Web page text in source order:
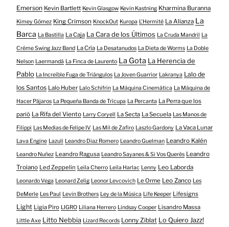
Emerson Kevin Bartlett Kevin Glasgow Kevin Kastning Kharmina Buranna
Kimey Gómez King Crimson KnockOut Kuropa L'Hermité La Alianza La
Barca La Bastilla La Caja La Cara de los Últimos La Cruda Mandril
La
Créme Swing Jazz Band La Cría La Desatanudos La Dieta de Worms La Doble
Nelson Laermandá La Finca de Laurento La Gota La Herencia de
Pablo La Increíble Fuga de Triángulos La Joven Guarrior Lakranya Lalo de
los Santos Lalo Huber Lalo Schifrin La Máquina Cinemática La Máquina de
Hacer Pájaros La Pequeña Banda de Trícupa La Percanta La Perra que los
parió La Rifa del Viento Larry Coryell La Secta La Secuela Las Manos de
Filippi Las Medias de Felipe IV Las Mil de Zafiro Laszlo Gardony La Vaca Lunar
Lava Engine Lazuli Leandro Diaz Romero Leandro Guelman Leandro Kalén
Leandro Nuñez Leandro Ragusa Leandro Sayanes & Si Vos Querés Leandro
Troiano Led Zeppelin Leila Cherro Leila Harlac Lenny Leo Laborda
Leonardo Vega Leonard Zelig Leonor Levcovich Le Orme Leo Zanco Les
DeMerle Les Paul Levin Brothers Ley de la Música Life Keeper Lifesigns
Light Ligia Piro LIGRO Liliana Herrero Lindsay Cooper Lisandro Massa
Little Axe Litto Nebbia Lizard Records Lonny Ziblat Lo Quiero Jazz!